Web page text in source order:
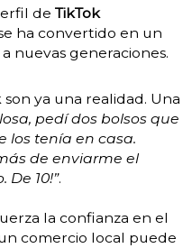
de TikTok
ha convertido en un
nuevas generaciones.
son ya una realidad. Una
pedí dos bolsos que
los tenía en casa.
de enviarme el
10!”.
la confianza en el
comercio local puede